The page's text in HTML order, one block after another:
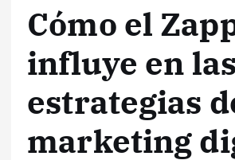
Cómo el
influye en las
estrategias
marketing